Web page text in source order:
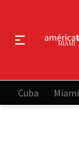
Cuba Miami